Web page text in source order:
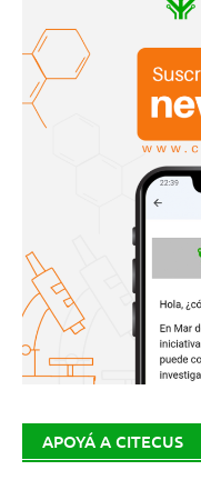
APOYÁ A CITECUS